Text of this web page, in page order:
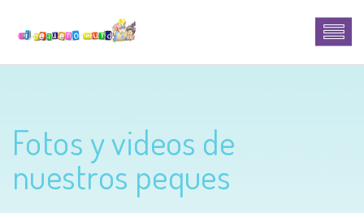
Fotos y videos de
nuestros peques